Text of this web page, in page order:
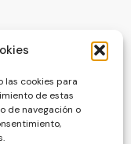
las cookies para
de estas
de navegación o